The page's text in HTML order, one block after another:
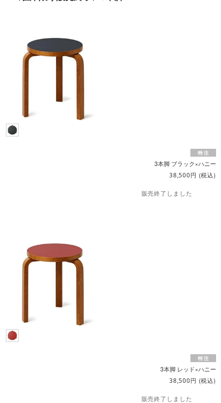
3本脚 ブラック×ハニー
38,500円 (税込)
販売終了しました
3本脚 レッド×ハニー
38,500円 (税込)
販売終了しました